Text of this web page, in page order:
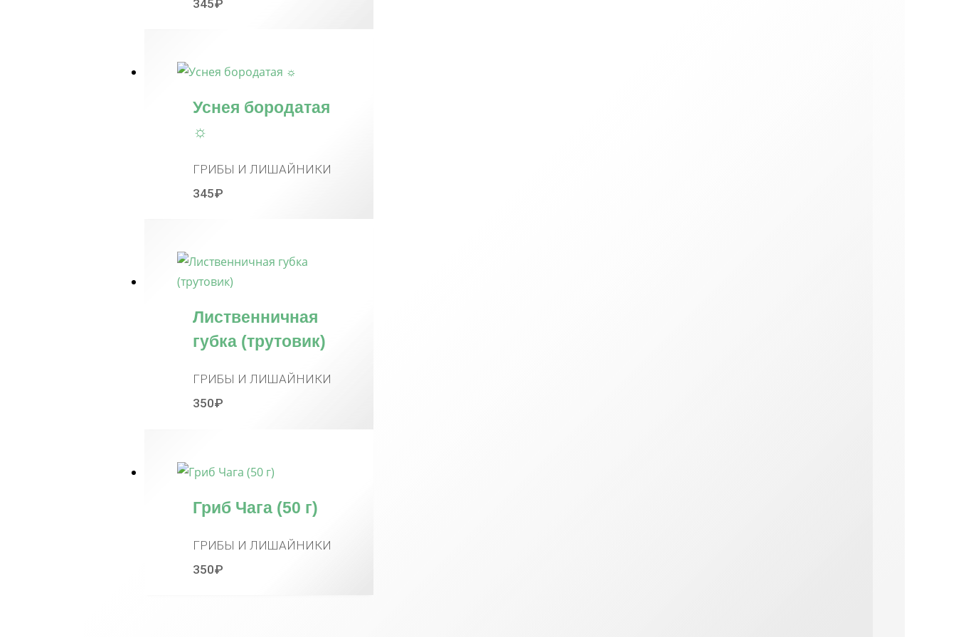
345₽
Уснея бородатая
☼
ГРИБЫ И ЛИШАЙНИКИ
345₽
Лиственничная
губка (трутовик)
ГРИБЫ И ЛИШАЙНИКИ
350₽
Гриб Чага (50 г)
ГРИБЫ И ЛИШАЙНИКИ
350₽